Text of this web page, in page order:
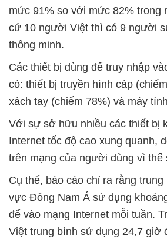
mức 91% so với mức 82% trong
cứ 10 người Việt thì có 9 người
thông minh.
Các thiết bị dùng để truy nhập
có: thiết bị truyền hình cáp
xách tay (chiếm 78%) và máy
Với sự sở hữu nhiều các thiết bị
Internet tốc độ cao xung quanh,
trên mạng của người dùng vì thế
Cụ thể, báo cáo chỉ ra rằng
vực Đông Nam Á sử dụng
để vào mạng Internet mỗi tuần.
Việt trung bình sử dụng 24,7 giờ